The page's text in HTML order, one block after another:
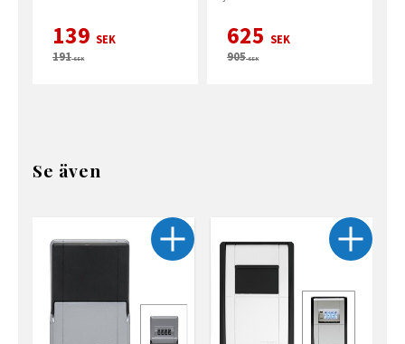
139 SEK
191SEK
625 SEK
905SEK
Se även